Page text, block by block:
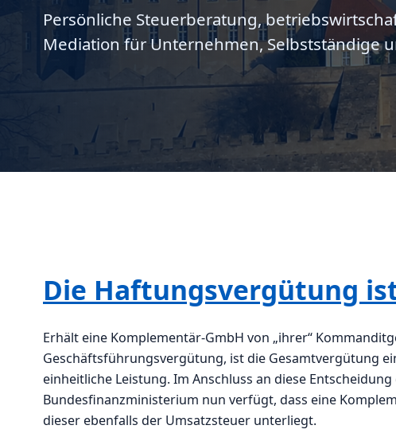
Persönliche Steuerberatung,
Mediation für Unternehmen, Selbstständige
Die Haftungsvergütung
Erhält eine Komplementär-GmbH von „ihrer“
Geschäftsführungsvergütung, ist die Gesamtvergütung
einheitliche Leistung. Im Anschluss an diese
Bundesfinanzministerium nun verfügt, dass eine
dieser ebenfalls der Umsatzsteuer unterliegt.